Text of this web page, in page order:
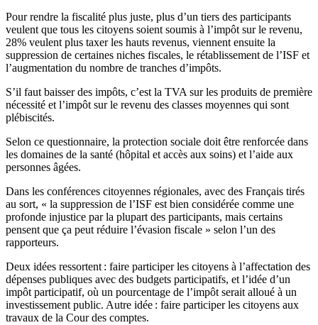
Pour rendre la fiscalité plus juste, plus d’un tiers des participants
veulent que tous les citoyens soient soumis à l’impôt sur le revenu,
28% veulent plus taxer les hauts revenus, viennent ensuite la
suppression de certaines niches fiscales, le rétablissement de l’ISF et
l’augmentation du nombre de tranches d’impôts.
S’il faut baisser des impôts, c’est la TVA sur les produits de première
nécessité et l’impôt sur le revenu des classes moyennes qui sont
plébiscités.
Selon ce questionnaire, la protection sociale doit être renforcée dans
les domaines de la santé (hôpital et accès aux soins) et l’aide aux
personnes âgées.
Dans les conférences citoyennes régionales, avec des Français tirés
au sort, « la suppression de l’ISF est bien considérée comme une
profonde injustice par la plupart des participants, mais certains
pensent que ça peut réduire l’évasion fiscale » selon l’un des
rapporteurs.
Deux idées ressortent : faire participer les citoyens à l’affectation des
dépenses publiques avec des budgets participatifs, et l’idée d’un
impôt participatif, où un pourcentage de l’impôt serait alloué à un
investissement public. Autre idée : faire participer les citoyens aux
travaux de la Cour des comptes.